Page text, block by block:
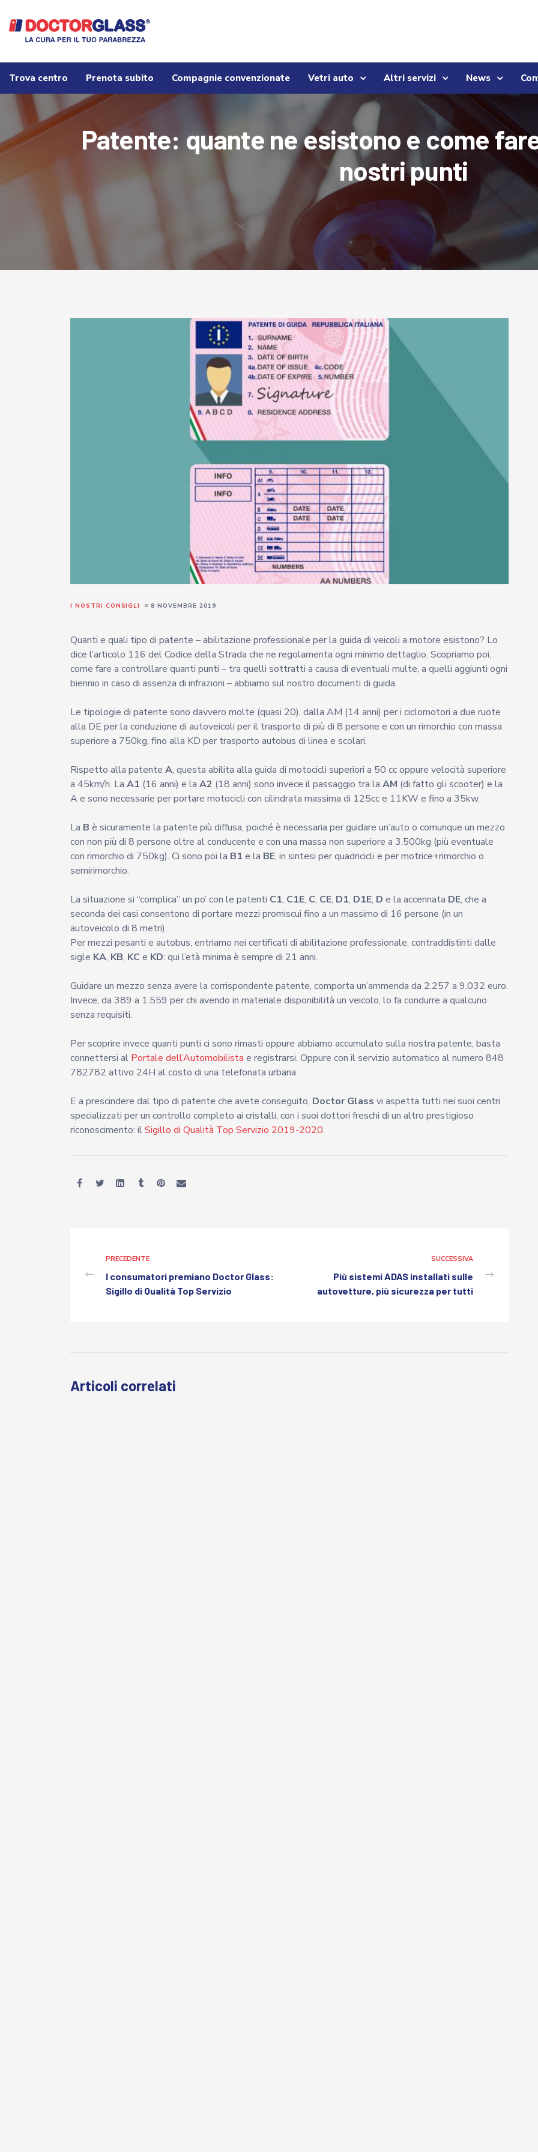
Trova centro Prenota subito Compagnie convenzionate Vetri auto Altri servizi News
Patente: quante ne esistono e come
nostri punti
I NOSTRI CONSIGLI 8 NOVEMBRE 2019
Quanti e quali tipo di patente – abilitazione professionale per la guida di veicoli a motore esistono? Lo
dice l’articolo 116 del Codice della Strada che ne regolamenta ogni minimo dettaglio. Scopriamo poi,
come fare a controllare quanti punti – tra quelli sottratti a causa di eventuali multe, a quelli aggiunti ogni
biennio in caso di assenza di infrazioni – abbiamo sul nostro documenti di guida.
Le tipologie di patente sono davvero molte (quasi 20), dalla AM (14 anni) per i ciclomotori a due ruote
alla DE per la conduzione di autoveicoli per il trasporto di più di 8 persone e con un rimorchio con massa
superiore a 750kg, fino alla KD per trasporto autobus di linea e scolari.
Rispetto alla patente A, questa abilita alla guida di motocicli superiori a 50 cc oppure velocità superiore
a 45km/h. La A1 (16 anni) e la A2 (18 anni) sono invece il passaggio tra la AM (di fatto gli scooter) e la
A e sono necessarie per portare motocicli con cilindrata massima di 125cc e 11KW e fino a 35kw.
La B è sicuramente la patente più diffusa, poiché è necessaria per guidare un’auto o comunque un mezzo
con non più di 8 persone oltre al conducente e con una massa non superiore a 3.500kg (più eventuale
con rimorchio di 750kg). Ci sono poi la B1 e la BE, in sintesi per quadricicli e per motrice+rimorchio o
semirimorchio.
La situazione si “complica” un po’ con le patenti C1, C1E, C, CE, D1, D1E, D e la accennata DE, che a
seconda dei casi consentono di portare mezzi promiscui fino a un massimo di 16 persone (in un
autoveicolo di 8 metri).
Per mezzi pesanti e autobus, entriamo nei certificati di abilitazione professionale, contraddistinti dalle
sigle KA, KB, KC e KD: qui l’età minima è sempre di 21 anni.
Guidare un mezzo senza avere la corrispondente patente, comporta un’ammenda da 2.257 a 9.032 euro.
Invece, da 389 a 1.559 per chi avendo in materiale disponibilità un veicolo, lo fa condurre a qualcuno
senza requisiti.
Per scoprire invece quanti punti ci sono rimasti oppure abbiamo accumulato sulla nostra patente, basta
connettersi al Portale dell’Automobilista e registrarsi. Oppure con il servizio automatico al numero 848
782782 attivo 24H al costo di una telefonata urbana.
E a prescindere dal tipo di patente che avete conseguito, Doctor Glass vi aspetta tutti nei suoi centri
specializzati per un controllo completo ai cristalli, con i suoi dottori freschi di un altro prestigioso
riconoscimento: ilSigillo di Qualità Top Servizio 2019-2020.
PRECEDENTE
I consumatori premiano Doctor Glass:
Sigillo di Qualità Top Servizio
SUCCESSIVA
Più sistemi ADAS installati sulle
autovetture, più sicurezza per tutti
Articoli correlati